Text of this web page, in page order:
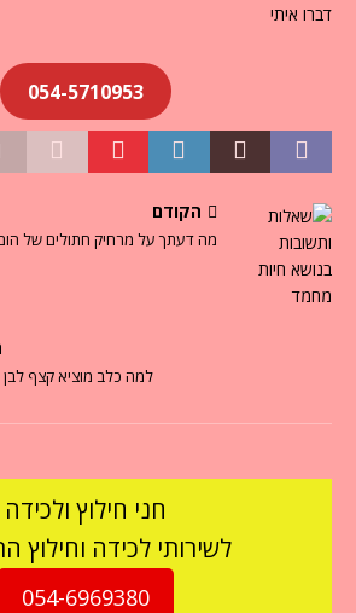
דברו איתי
054-5710953
הקודם
מה דעתך על מרחיק חתולים של
למה כלב מוציא קצף
חני חילוץ ולכידה
לשירותי לכידה וחילוץ
054-6969380